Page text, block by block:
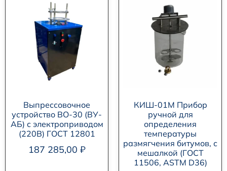
Выпрессовочное
устройство ВО-30 (ВУ-
АБ) с электроприводом
(220В) ГОСТ 12801
187 285,00 ₽
КИШ-01М Прибор
ручной для
определения
температуры
размягчения битумов, с
мешалкой (ГОСТ
11506, ASTM D36)